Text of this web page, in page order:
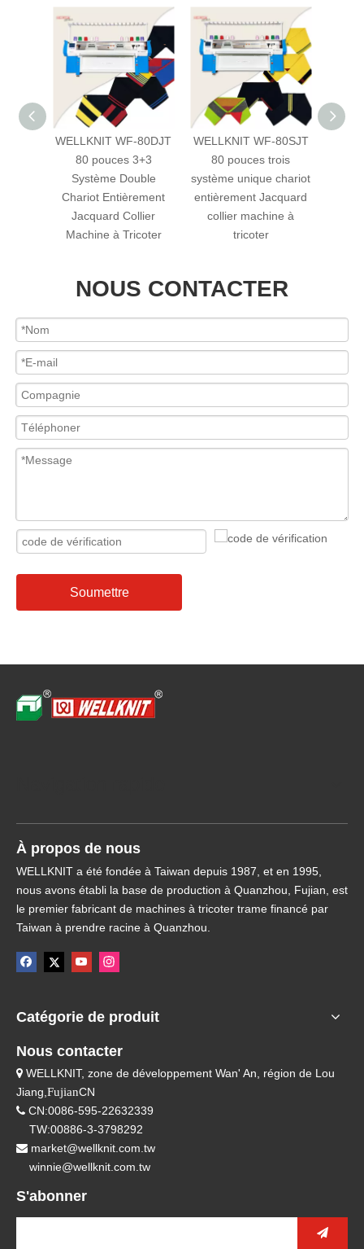
WF-80DJT
Double
Entièrement
Collier
à Tricoter
WELLKNIT WF-80SJT
80 pouces trois
système unique chariot
entièrement Jacquard
collier machine à
tricoter
WELLKNIT WF-
80CJKD Machine à
tricoter plate
informatisée avec
système 1+1 de 80
NOUS CONTACTER
Soumettre
À propos de nous
WELLKNIT a été fondée à Taiwan depuis 1987, et en 1995,
nous avons établi la base de production à Quanzhou, Fujian, est
le premier fabricant de machines à tricoter trame financé par
Taiwan à prendre racine à Quanzhou.
Catégorie de produit
Nous contacter
 WELLKNIT, zone de développement Wan' An, région de Lou
Jiang,FujianCN
 CN:0086-595-22632339
TW:00886-3-3798292
 market@wellknit.com.tw
winnie@wellknit.com.tw
S'abonner